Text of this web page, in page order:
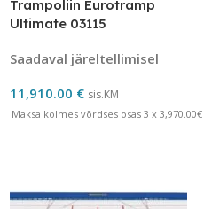
Trampoliin Eurotramp
Ultimate 03115
Saadaval järeltellimisel
11,910.00 € sis.KM
Maksa kolmes võrdses osas 3 x 3,970.00€